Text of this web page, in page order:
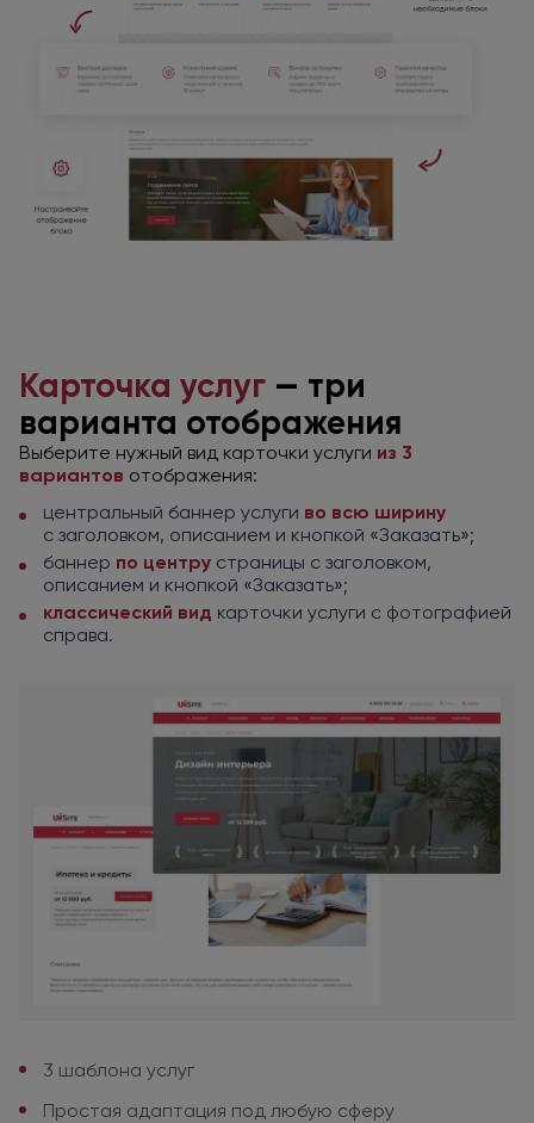
Карточка услуг — три
варианта отображения
Выберите нужный вид карточки услуги из 3
вариантов отображения:
центральный баннер услуги во всю ширину
с заголовком, описанием и кнопкой «Заказать»;
баннер по центру страницы с заголовком,
описанием и кнопкой «Заказать»;
классический вид карточки услуги с фотографией
справа.
3 шаблона услуг
Простая адаптация под любую сферу